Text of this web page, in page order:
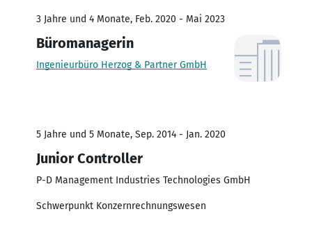
3 Jahre und 4 Monate, Feb. 2020 - Mai 2023
Büromanagerin
Ingenieurbüro Herzog & Partner GmbH
5 Jahre und 5 Monate, Sep. 2014 - Jan. 2020
Junior Controller
P-D Management Industries Technologies GmbH
Schwerpunkt Konzernrechnungswesen